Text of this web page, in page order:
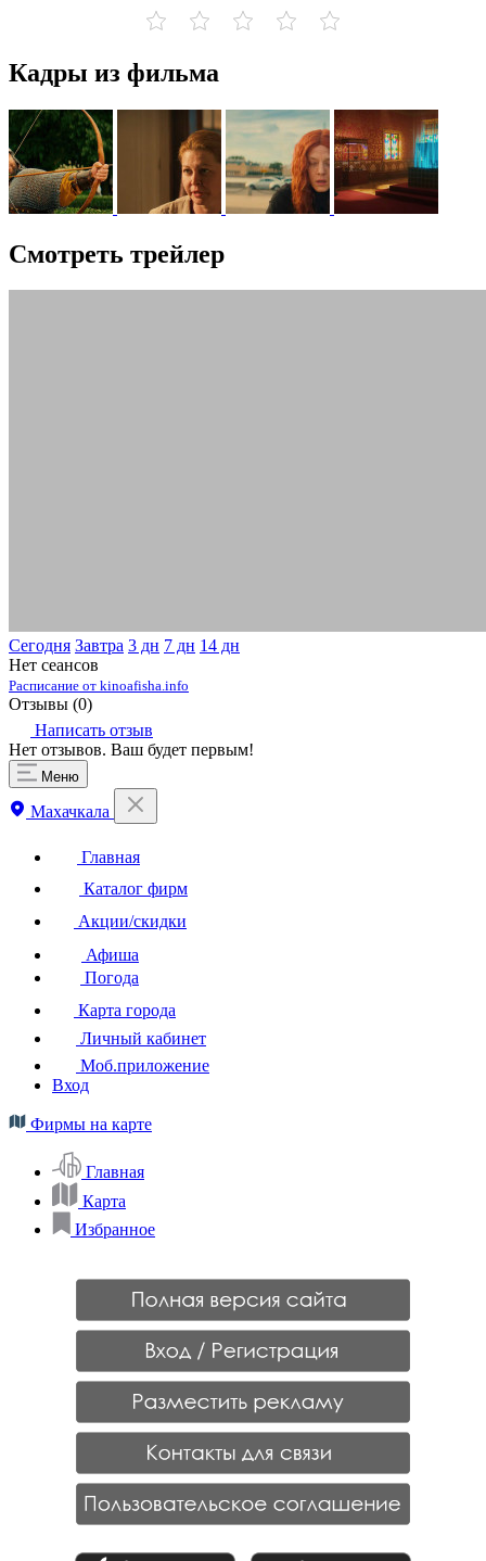
Кадры из фильма
Смотреть трейлер
Сегодня Завтра 3 дн 7 дн 14 дн
Нет сеансов
Расписание от kinoafisha.info
Отзывы (0)
Написать отзыв
Нет отзывов. Ваш будет первым!
Меню
Махачкала
Главная
Каталог фирм
Акции/скидки
Афиша
Погода
Карта города
Личный кабинет
Моб.приложение
Вход
Фирмы на карте
Главная
Карта
Избранное